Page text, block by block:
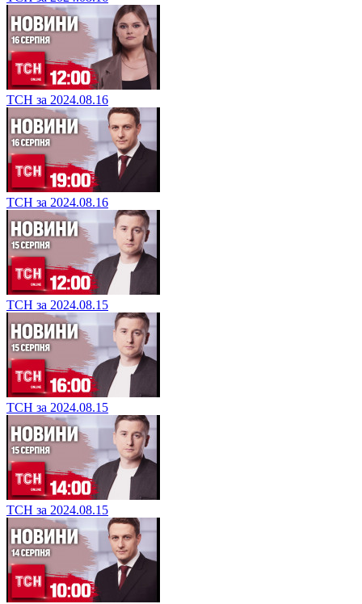
ТСН за 2024.08.16
ТСН за 2024.08.16
ТСН за 2024.08.15
ТСН за 2024.08.15
ТСН за 2024.08.15